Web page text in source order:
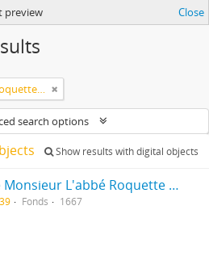
preview Close
Amours De Monsieur L'abbé Roquette avec Mademoiselle de Montauzier par Monsieur L'abbé Le Camus 1667
search options
Show results with digital objects
Amours De Monsieur L'abbé Roquette avec Mademoiselle de Montauzier par Monsieur L'abbé Le Camus 1667
Fonds 1667